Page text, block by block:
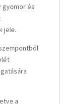
gyomor és
jele.
a